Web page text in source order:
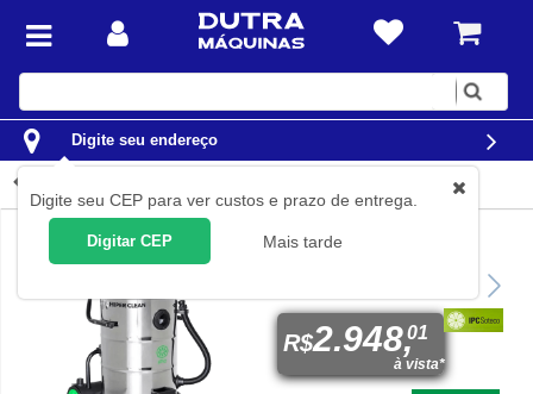
Digite
Digite seu endereço
Digite seu CEP para ver custos e prazo de entrega.
Digitar CEP Mais tarde
Aspirador de pó e líquido
R$2.948,01
à vista*